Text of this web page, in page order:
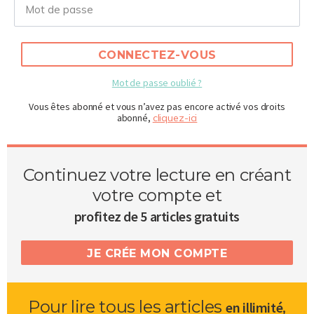
CONNECTEZ-VOUS
Mot de passe oublié ?
Vous êtes abonné et vous n’avez pas encore activé vos droits
abonné, cliquez-ici
Continuez votre lecture en créant
votre compte et
profitez de 5 articles gratuits
JE CRÉE MON COMPTE
Pour lire tous les articlesen illimité,